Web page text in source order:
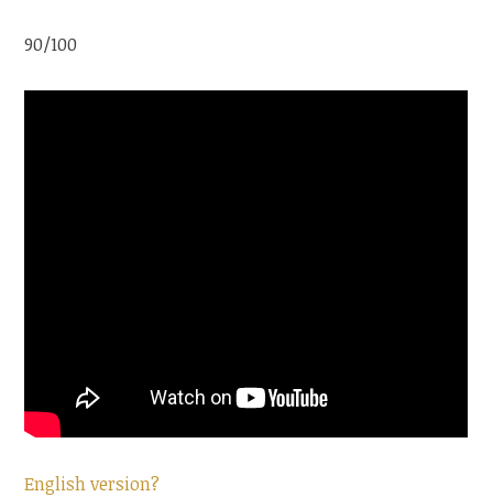
90/100
English version?